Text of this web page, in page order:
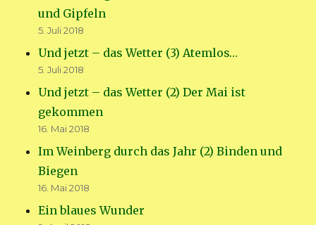
und Gipfeln
5. Juli 2018
Und jetzt – das Wetter (3) Atemlos…
5. Juli 2018
Und jetzt – das Wetter (2) Der Mai ist
gekommen
16. Mai 2018
Im Weinberg durch das Jahr (2) Binden und
Biegen
16. Mai 2018
Ein blaues Wunder